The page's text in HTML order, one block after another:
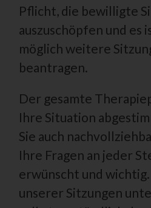
Pflicht, die bewilligte
auszuschöpfen und es
möglich weitere
beantragen.
Der gesamte
Ihre Situation
Sie auch
Ihre Fragen an jeder
erwünscht und
unserer Sitzungen
E-Mail:
Cookies / SessionStorage /
Die Internetseiten verwenden
LocalStorage und
Angebot nutzerfreundlicher,
Computer oder mobilen Gerät
Textdateien, welche über einen
Computersystem abgelegt und
können die Verwendung von
SessionStorage durch
Browser verhindern.
Zahlreiche Internetseiten und
Viele Cookies enthalten eine
Cookie-ID ist eine eindeutige
besteht aus einer Zeichenfolge,